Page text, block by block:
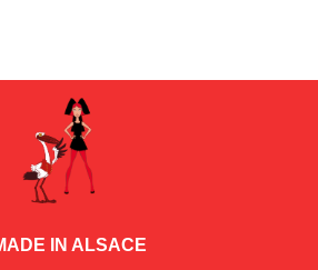
IN ALSACE